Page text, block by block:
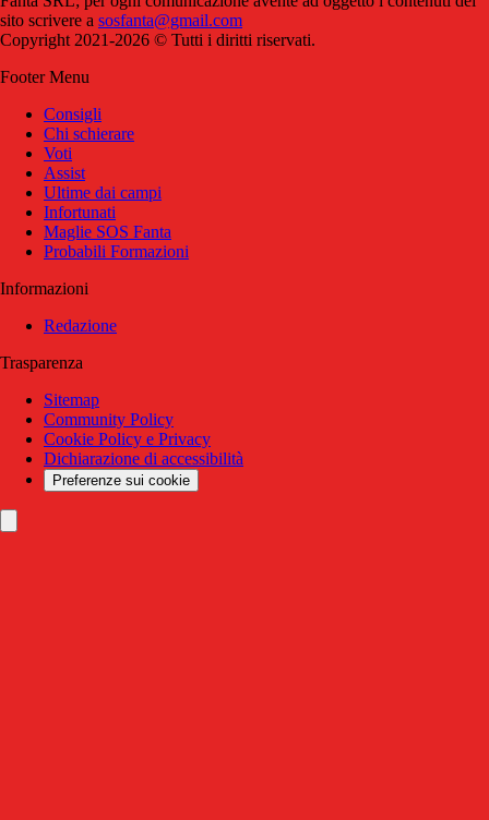
sito scrivere a sosfanta@gmail.com
Copyright 2021-2026 © Tutti i diritti riservati.
Footer Menu
Consigli
Chi schierare
Voti
Assist
Ultime dai campi
Infortunati
Maglie SOS Fanta
Probabili Formazioni
Informazioni
Redazione
Trasparenza
Sitemap
Community Policy
Cookie Policy e Privacy
Dichiarazione di accessibilità
Preferenze sui cookie